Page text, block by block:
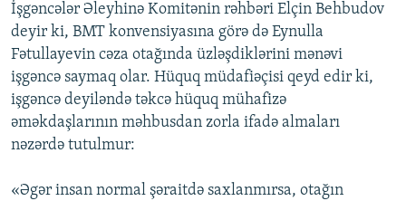
İşgəncələr Əleyhinə Komitənin rəhbəri Elçin Behbudov
deyir ki, BMT konvensiyasına görə də Eynulla
Fətullayevin cəza otağında üzləşdiklərini mənəvi
işgəncə saymaq olar. Hüquq müdafiəçisi qeyd edir ki,
işgəncə deyiləndə təkcə hüquq mühafizə
əməkdaşlarının məhbusdan zorla ifadə almaları
nəzərdə tutulmur:
«Əgər insan normal şəraitdə saxlanmırsa, otağın